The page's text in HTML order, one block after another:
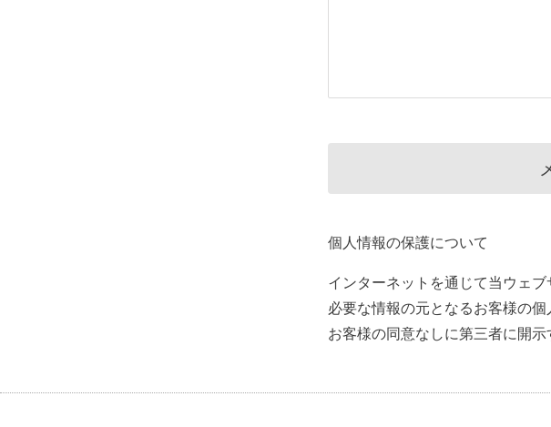
個人情報の保護について
インターネットを通じて当ウェ
必要な情報の元となるお客様の
お客様の同意なしに第三者に開示